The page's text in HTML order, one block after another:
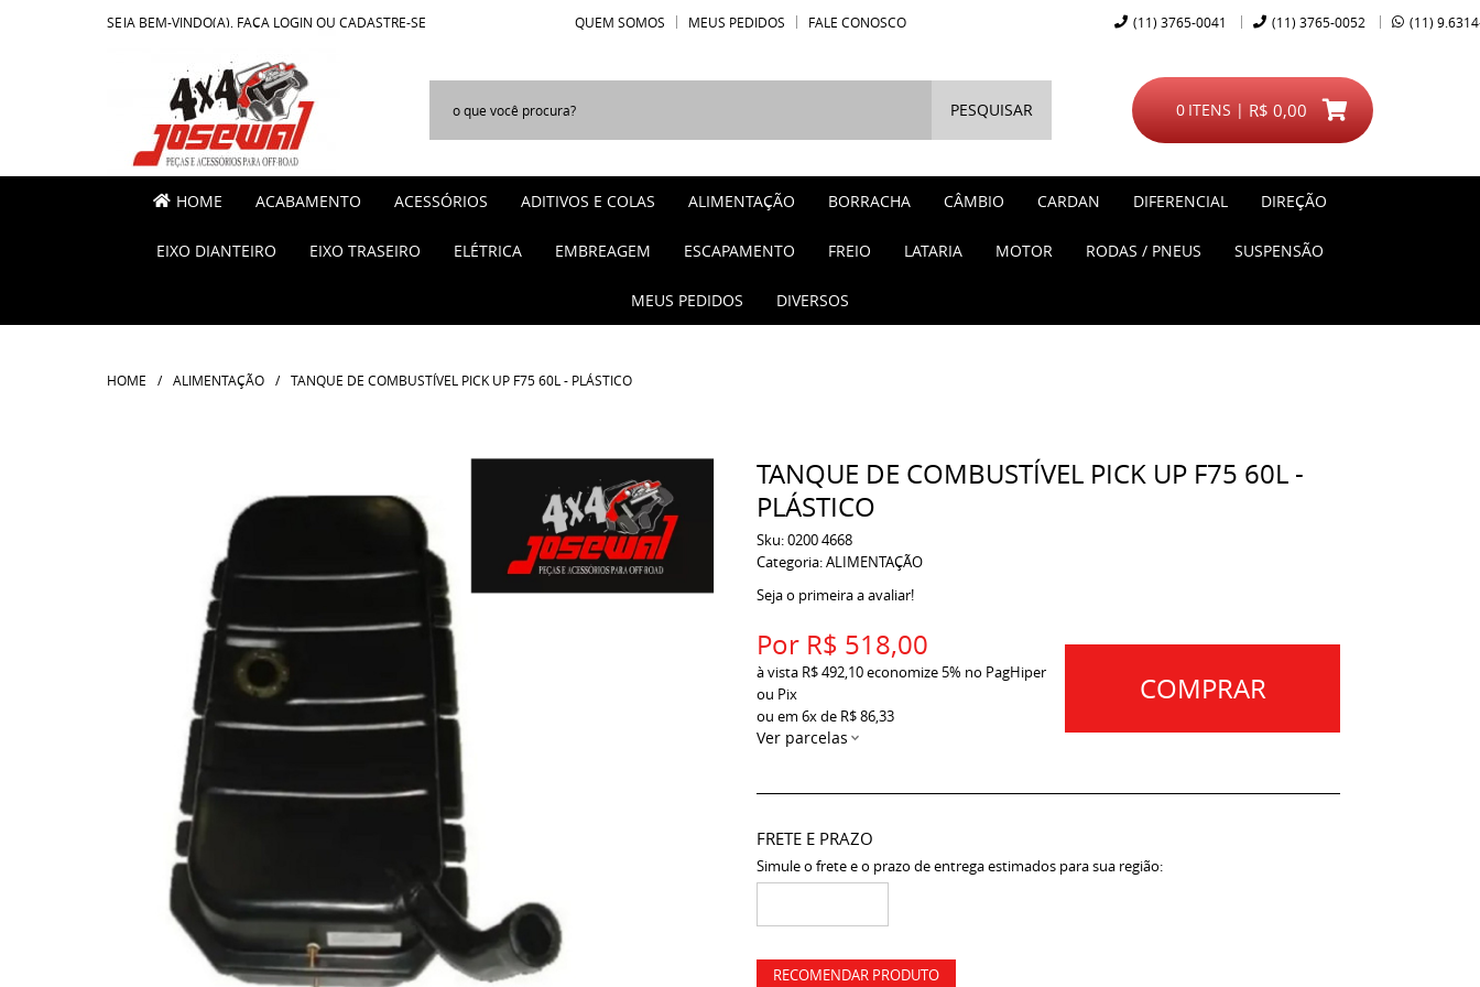
SEJA BEM-VINDO(A), FAÇA LOGIN OU CADASTRE-SE QUEM SOMOS MEUS PEDIDOS FALE CONOSCO (11) 3765-0041 (11) 3765-0052 (11)
PESQUISAR ITENS
0 R$ 0,00
HOME ACABAMENTO ACESSÓRIOS ADITIVOS E COLAS ALIMENTAÇÃO BORRACHA CÂMBIO CARDAN DIFERENCIAL DIREÇÃO
EIXO DIANTEIRO EIXO TRASEIRO ELÉTRICA EMBREAGEM ESCAPAMENTO FREIO LATARIA MOTOR RODAS / PNEUS SUSPENSÃO
MEUS PEDIDOS DIVERSOS
HOME ALIMENTAÇÃO TANQUE DE COMBUSTÍVEL PICK UP F75 60L - PLÁSTICO
TANQUE DE COMBUSTÍVEL PICK UP F75 60L -
PLÁSTICO
Sku:0200 4668
Categoria:ALIMENTAÇÃO
Seja o primeira a avaliar!
Por R$ 518,00
à vista R$ 492,10economize 5% no PagHiper
ou Pix
ou em 6xde R$ 86,33
Ver parcelas
COMPRAR
FRETE E PRAZO
Simule o frete e o prazo de entrega estimados para sua região:
RECOMENDAR PRODUTO